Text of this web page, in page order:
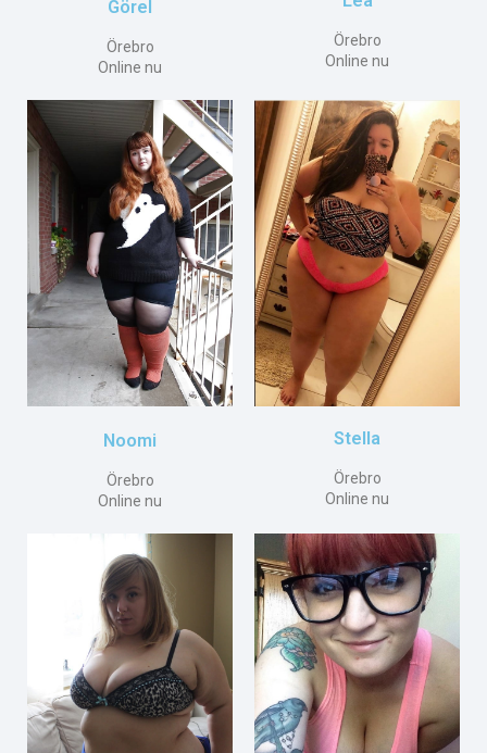
Görel
Örebro
Online nu
Örebro
Online nu
Noomi
Örebro
Online nu
Stella
Örebro
Online nu